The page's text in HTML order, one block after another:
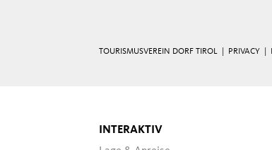
TOURISMUSVEREIN DORF TIROL | PRIVACY
INTERAKTIV